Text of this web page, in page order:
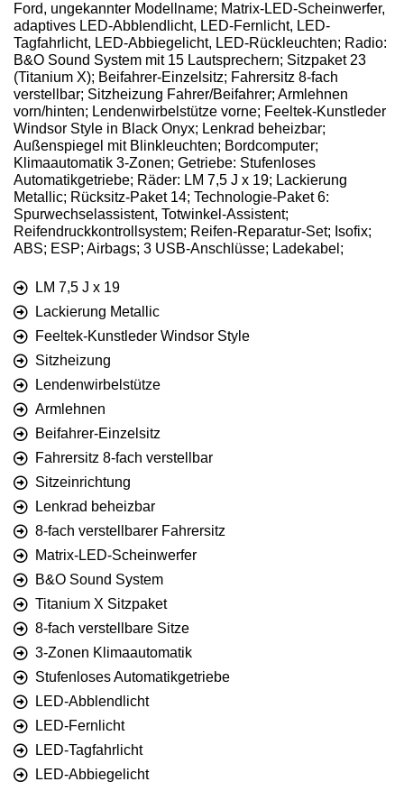
Ford, ungekannter Modellname; Matrix-LED-Scheinwerfer,
adaptives LED-Abblendlicht, LED-Fernlicht, LED-
Tagfahrlicht, LED-Abbiegelicht, LED-Rückleuchten; Radio:
B&O Sound System mit 15 Lautsprechern; Sitzpaket 23
(Titanium X); Beifahrer-Einzelsitz; Fahrersitz 8-fach
verstellbar; Sitzheizung Fahrer/Beifahrer; Armlehnen
vorn/hinten; Lendenwirbelstütze vorne; Feeltek-Kunstleder
Windsor Style in Black Onyx; Lenkrad beheizbar;
Außenspiegel mit Blinkleuchten; Bordcomputer;
Klimaautomatik 3-Zonen; Getriebe: Stufenloses
Automatikgetriebe; Räder: LM 7,5 J x 19; Lackierung
Metallic; Rücksitz-Paket 14; Technologie-Paket 6:
Spurwechselassistent, Totwinkel-Assistent;
Reifendruckkontrollsystem; Reifen-Reparatur-Set; Isofix;
ABS; ESP; Airbags; 3 USB-Anschlüsse; Ladekabel;
LM 7,5 J x 19
Lackierung Metallic
Feeltek-Kunstleder Windsor Style
Sitzheizung
Lendenwirbelstütze
Armlehnen
Beifahrer-Einzelsitz
Fahrersitz 8-fach verstellbar
Sitzeinrichtung
Lenkrad beheizbar
8-fach verstellbarer Fahrersitz
Matrix-LED-Scheinwerfer
B&O Sound System
Titanium X Sitzpaket
8-fach verstellbare Sitze
3-Zonen Klimaautomatik
Stufenloses Automatikgetriebe
LED-Abblendlicht
LED-Fernlicht
LED-Tagfahrlicht
LED-Abbiegelicht